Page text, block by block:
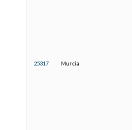
25317 Murcia